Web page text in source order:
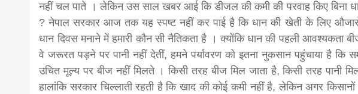
नहीं चल पाते । लेकिन उस साल खबर आई कि डीजल की कमी की परवाह किए बिना
? नेपाल सरकार आज तक यह स्पष्ट नहीं कर पाई है कि धान की खेती के लिए
धान दिवस मनाने में हमारी कौन सी नैतिकता है । क्योंकि धान की पहली आवश्यकता
वे जरूरत पड़ने पर पानी नहीं देतीं, हमने पर्यावरण को इतना नुकसान पहुंचाया है कि
उचित मूल्य पर बीज नहीं मिलते । किसी तरह बीज मिल जाता है, किसी तरह पानी
हालांकि सरकार चिल्लाती रहती है कि खाद की कोई कमी नहीं है, लेकिन अगर